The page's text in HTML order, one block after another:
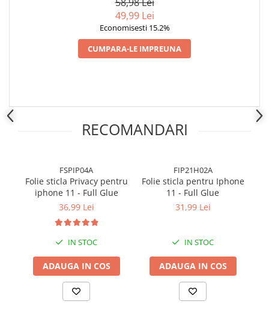
49,99 Lei
Economisesti 15.2%
CUMPARA-LE IMPREUNA
RECOMANDARI
FSPIP04A
Folie sticla Privacy pentru
iphone 11 - Full Glue
36,99 Lei
IN STOC
ADAUGA IN COS
FIP21H02A
Folie sticla pentru Iphone
11 - Full Glue
31,99 Lei
IN STOC
ADAUGA IN COS